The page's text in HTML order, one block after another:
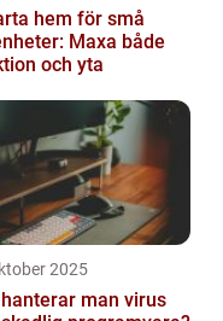
hem för små
Maxa både
och yta
2025
man virus